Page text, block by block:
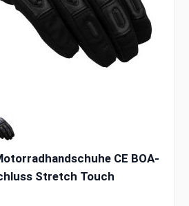
CE BOA-
Stretch Touch